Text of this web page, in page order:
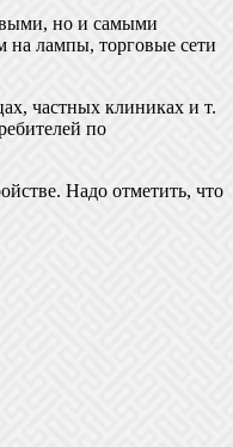
но и самыми
на лампы, торговые сети
частных клиниках и т.
по
Надо отметить, что